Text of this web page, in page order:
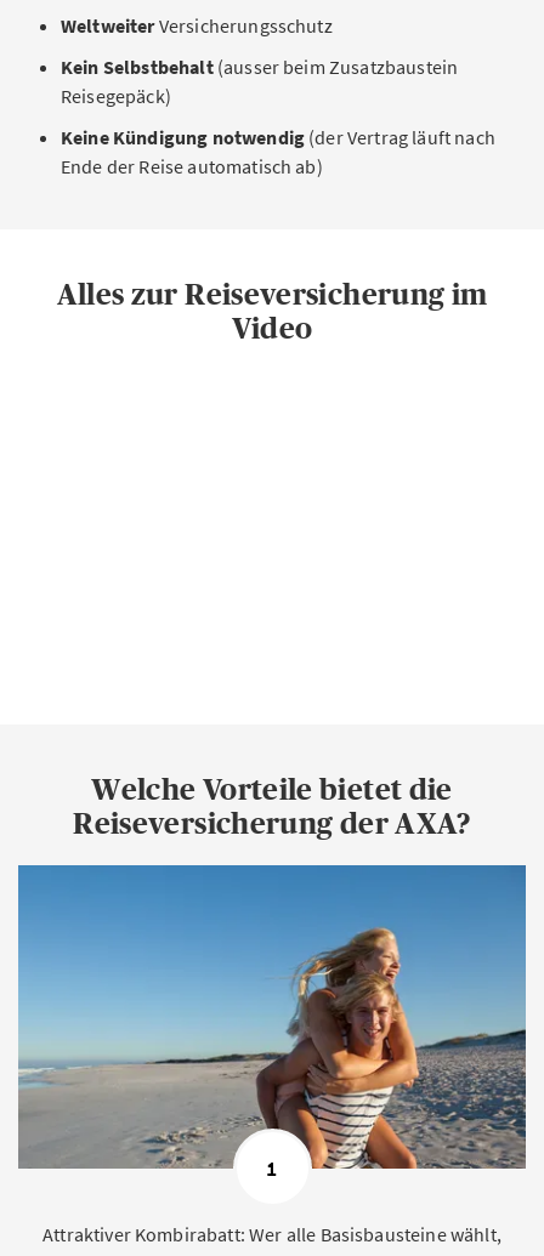
EineAuslandskrankenversicherung
Gesundheitskosten.
JETZT PRÄMIE BERECHNEN
WeltweiterVersicherungsschutz
Kein Selbstbehalt(ausser beim Zusatzbaustein
Reisegepäck)
Keine Kündigung notwendig (der Vertrag läuft nach
Ende der Reise automatisch ab)
Alles zur Reiseversicherung im
Video
Welche Vorteile bietet die
Reiseversicherung der AXA?
1
Attraktiver Kombirabatt: Wer alle Basisbausteine wählt,